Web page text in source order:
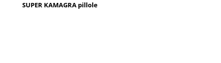
SUPER KAMAGRA pillole